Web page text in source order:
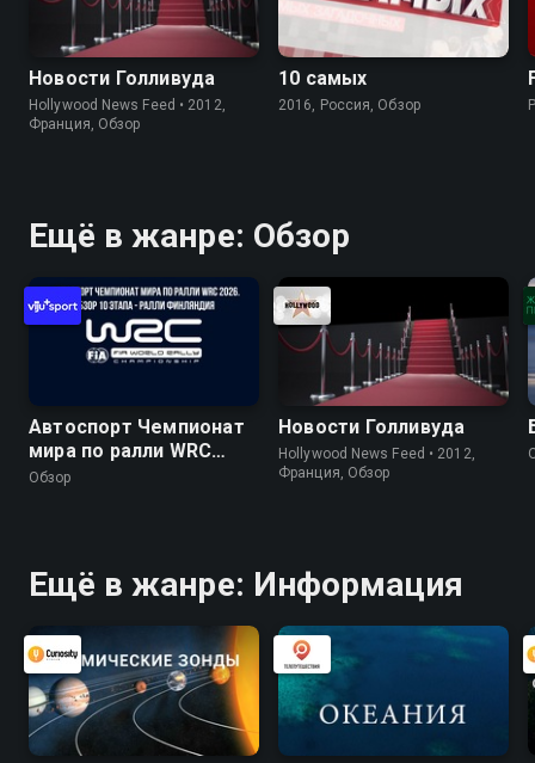
Новости Голливуда
Hollywood News Feed • 2012,
Франция, Обзор
10 самых
2016, Россия, Обзор
Ещё в жанре: Обзор
Автоспорт Чемпионат
мира по ралли WRC
2026. Обзор 10 этапа -
Обзор
Новости Голливуда
Hollywood News Feed • 2012,
Франция, Обзор
Ещё в жанре: Информация